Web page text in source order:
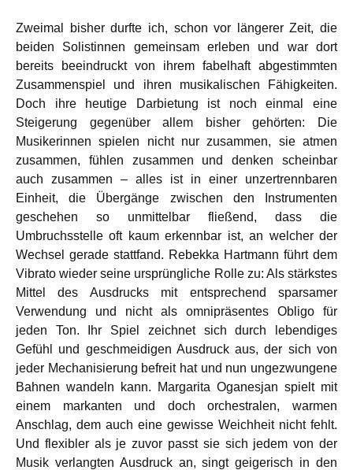
Zweimal bisher durfte ich, schon vor längerer Zeit, die
beiden Solistinnen gemeinsam erleben und war dort
bereits beeindruckt von ihrem fabelhaft abgestimmten
Zusammenspiel und ihren musikalischen Fähigkeiten.
Doch ihre heutige Darbietung ist noch einmal eine
Steigerung gegenüber allem bisher gehörten: Die
Musikerinnen spielen nicht nur zusammen, sie atmen
zusammen, fühlen zusammen und denken scheinbar
auch zusammen – alles ist in einer unzertrennbaren
Einheit, die Übergänge zwischen den Instrumenten
geschehen so unmittelbar fließend, dass die
Umbruchsstelle oft kaum erkennbar ist, an welcher der
Wechsel gerade stattfand. Rebekka Hartmann führt dem
Vibrato wieder seine ursprüngliche Rolle zu: Als stärkstes
Mittel des Ausdrucks mit entsprechend sparsamer
Verwendung und nicht als omnipräsentes Obligo für
jeden Ton. Ihr Spiel zeichnet sich durch lebendiges
Gefühl und geschmeidigen Ausdruck aus, der sich von
jeder Mechanisierung befreit hat und nun ungezwungene
Bahnen wandeln kann. Margarita Oganesjan spielt mit
einem markanten und doch orchestralen, warmen
Anschlag, dem auch eine gewisse Weichheit nicht fehlt.
Und flexibler als je zuvor passt sie sich jedem von der
Musik verlangten Ausdruck an, singt geigerisch in den